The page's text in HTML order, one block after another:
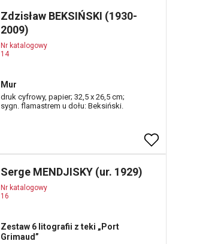
Zdzisław BEKSIŃSKI (1930-
2009)
Nr katalogowy
14
Mur
druk cyfrowy, papier; 32,5 x 26,5 cm;
sygn. flamastrem u dołu: Beksiński.
Serge MENDJISKY (ur. 1929)
Nr katalogowy
16
Zestaw 6 litografii z teki „Port
Grimaud”